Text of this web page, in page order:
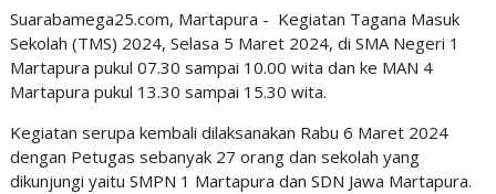
Suarabamega25.com, Martapura - Kegiatan Tagana Masuk
Sekolah (TMS) 2024, Selasa 5 Maret 2024, di SMA Negeri 1
Martapura pukul 07.30 sampai 10.00 wita dan ke MAN 4
Martapura pukul 13.30 sampai 15.30 wita.
Kegiatan serupa kembali dilaksanakan Rabu 6 Maret 2024
dengan Petugas sebanyak 27 orang dan sekolah yang
dikunjungi yaitu SMPN 1 Martapura dan SDN Jawa Martapura.